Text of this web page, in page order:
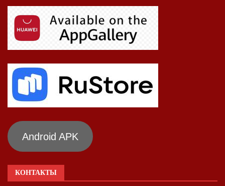
Android APK
КОНТАКТЫ